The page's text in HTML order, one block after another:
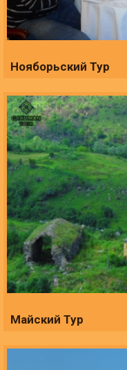
Нояборьский Тур
Майский Тур